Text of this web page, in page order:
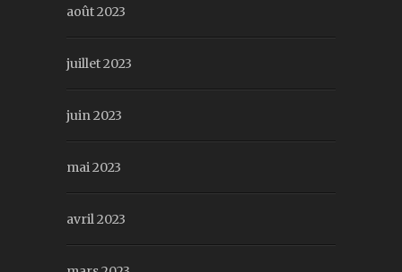
août 2023
juillet 2023
juin 2023
mai 2023
avril 2023